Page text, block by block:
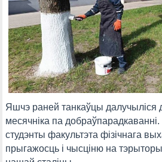
Яшчэ раней танкаўцы далучыліся
месячніка па
студэнты факультэта фізічнага
прыгажосць і чысціню на